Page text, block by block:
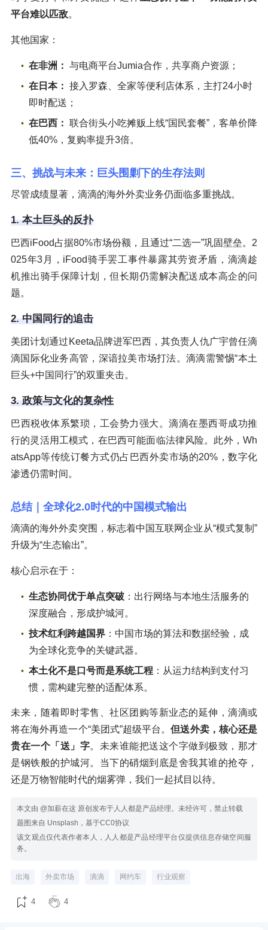
平台难以匹敌。
其他国家：
在非洲： 与电商平台Jumia合作，共享商户资源；
在日本： 接入罗森、全家等便利店体系，主打24小时
即时配送；
在巴西： 联合街头小吃摊贩上线“国民套餐”，客单价降
低40%，复购率提升3倍。
三、挑战与未来：巨头围剿下的生存法则
尽管成绩显著，滴滴的海外外卖业务仍面临多重挑战。
1. 本土巨头的反扑
巴西iFood占据80%市场份额，且通过“二选一”巩固壁垒。2
025年3月，iFood骑手罢工事件暴露其劳资矛盾，滴滴趁
机推出骑手保障计划，但长期仍需解决配送成本高企的问
题。
2. 中国同行的追击
美团计划通过Keeta品牌进军巴西，其负责人仇广宇曾任滴
滴国际化业务高管，深谙拉美市场打法。滴滴需警惕“本土
巨头+中国同行”的双重夹击。
3. 政策与文化的复杂性
巴西税收体系繁琐，工会势力强大。滴滴在墨西哥成功推
行的灵活用工模式，在巴西可能面临法律风险。此外，Wh
atsApp等传统订餐方式仍占巴西外卖市场的20%，数字化
渗透仍需时间。
总结｜全球化2.0时代的中国模式输出
滴滴的海外外卖突围，标志着中国互联网企业从“模式复制”
升级为“生态输出”。
核心启示在于：
生态协同优于单点突破 ：出行网络与本地生活服务的
深度融合，形成护城河。
技术红利跨越国界 ：中国市场的算法和数据经验，成
为全球化竞争的关键武器。
本土化不是口号而是系统工程 ：从运力结构到支付习
惯，需构建完整的适配体系。
未来，随着即时零售、社区团购等新业态的延伸，滴滴或
将在海外再造一个“美团式”超级平台。但送外卖，核心还是
贵在一个「送」字。未来谁能把送这个字做到极致，那才
是钢铁般的护城河。当下的硝烟到底是舍我其谁的抢夺，
还是万物智能时代的烟雾弹，我们一起拭目以待。
本文由 @加薪在这 原创发布于人人都是产品经理。未经许可，禁止转载
题图来自 Unsplash，基于CC0协议
该文观点仅代表作者本人，人人都是产品经理平台仅提供信息存储空间服
务。
出海 外卖市场 滴滴 网约车 行业观察
4 4